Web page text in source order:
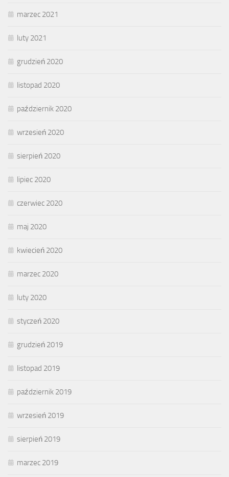
marzec 2021
luty 2021
grudzień 2020
listopad 2020
październik 2020
wrzesień 2020
sierpień 2020
lipiec 2020
czerwiec 2020
maj 2020
kwiecień 2020
marzec 2020
luty 2020
styczeń 2020
grudzień 2019
listopad 2019
październik 2019
wrzesień 2019
sierpień 2019
marzec 2019